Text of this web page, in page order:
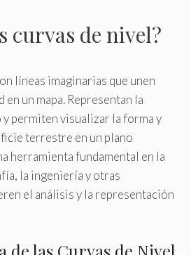
curvas de nivel?
líneas imaginarias que unen
un mapa. Representan la
permiten visualizar la forma y
terrestre en un plano
herramienta fundamental en la
la ingeniería y otras
el análisis y la representación
de las Curvas de Nivel